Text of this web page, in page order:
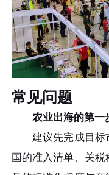
常见问题
农业出海的第一
建议先完成目标
国的准入清单、关